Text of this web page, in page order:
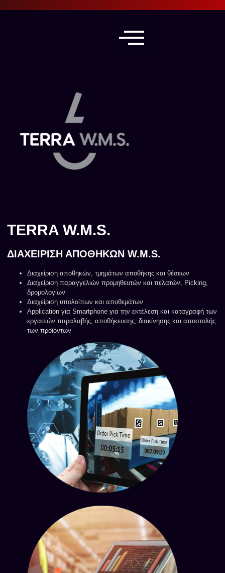
TERRA W.M.S.
ΔΙΑΧΕΙΡΙΣΗ ΑΠΟΘΗΚΩΝ W.M.S.
Διαχείριση αποθηκών, τμημάτων αποθήκης και θέσεων
Διαχείριση παραγγελιών προμηθευτών και πελατών, Picking,
δρομολογίων
Διαχείριση υπολοίπων και αποθεμάτων
Application για Smartphone για την εκτέλεση και καταγραφή των
εργασιών παραλαβής, αποθήκευσης, διακίνησης και αποστολής
των προϊόντων